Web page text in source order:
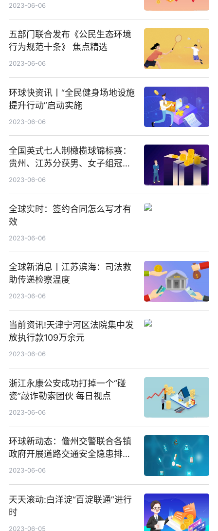
2023-06-06
五部门联合发布《公民生态环境
行为规范十条》 焦点精选
2023-06-06
环球快资讯丨“全民健身场地设施
提升行动”启动实施
2023-06-06
全国英式七人制橄榄球锦标赛：
贵州、江苏分获男、女子组冠军
天天速讯
2023-06-06
全球实时：签约合同怎么写才有
效
2023-06-06
全球新消息丨江苏滨海：司法救
助传递检察温度
2023-06-06
当前资讯!天津宁河区法院集中发
放执行款109万余元
2023-06-06
浙江永康公安成功打掉一个“碰
瓷”敲诈勒索团伙 每日视点
2023-06-06
环球新动态：儋州交警联合各镇
政府开展道路交通安全隐患排查
治理工作
2023-06-06
天天滚动:白洋淀“百淀联通”进行
时
2023-06-05